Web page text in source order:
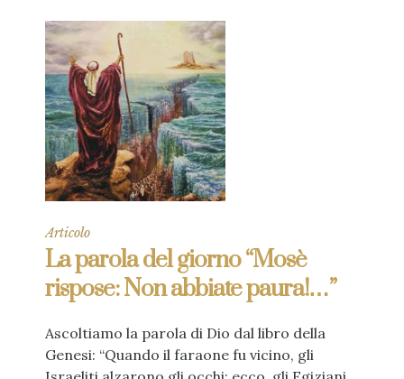
Articolo
La parola del giorno “Mosè
rispose: Non abbiate paura!…”
Ascoltiamo la parola di Dio dal libro della
Genesi: “Quando il faraone fu vicino, gli